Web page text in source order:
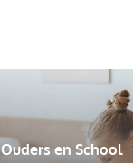
Ouders en School